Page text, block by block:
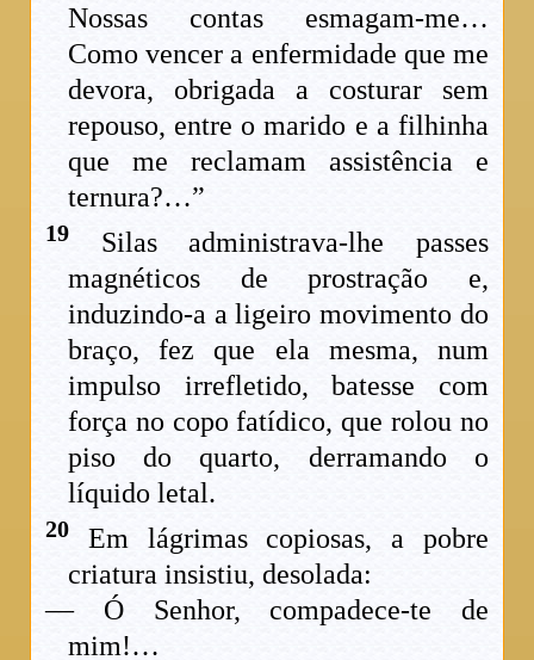
Nossas contas esmagam-me…
Como vencer a enfermidade que me
devora, obrigada a costurar sem
repouso, entre o marido e a filhinha
que me reclamam assistência e
ternura?…”
19 Silas administrava-lhe passes
magnéticos de prostração e,
induzindo-a a ligeiro movimento do
braço, fez que ela mesma, num
impulso irrefletido, batesse com
força no copo fatídico, que rolou no
piso do quarto, derramando o
líquido letal.
20 Em lágrimas copiosas, a pobre
criatura insistiu, desolada:
— Ó Senhor, compadece-te de
mim!…